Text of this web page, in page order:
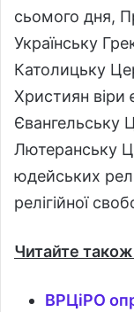
сьомого дня,
Українську
Католицьку
Християн віри
Євангельську
Лютеранську
юдейських
релігійної
Читайте
ВРЦіРО